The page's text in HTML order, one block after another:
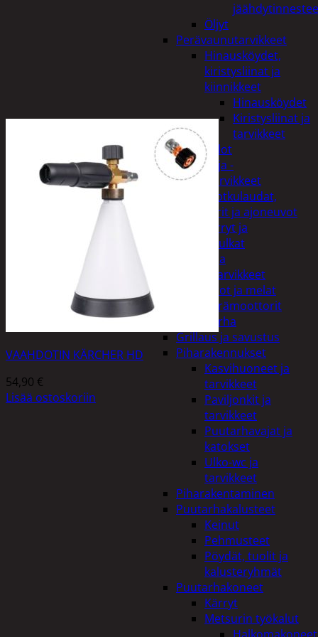
Öljyt
Perävaunutarvikkeet
Hinausköydet,
kiristysliinat ja
kiinnikkeet
Hinausköydet
Kiristysliinat ja
tarvikkeet
Valot
Rengas ja -
vannetarvikkeet
Sähköpotkulaudat,
skootterit ja ajoneuvot
Tukkikärryt ja
juontopulkat
Veneet ja
veneilytarvikkeet
Airot ja melat
Perämoottorit
Piha ja puutarha
Grillaus ja savustus
Piharakennukset
Kasvihuoneet ja
tarvikkeet
Paviljonkit ja
tarvikkeet
Puutarhavajat ja
katokset
Ulko-wc ja
tarvikkeet
Piharakentaminen
Puutarhakalusteet
Keinut
Pehmusteet
Pöydät, tuolit ja
kalusteryhmät
Puutarhakoneet
Kärryt
Metsurin työkalut
VAAHDOTIN KÄRCHER HD
54,90 €
Lisää ostoskoriin